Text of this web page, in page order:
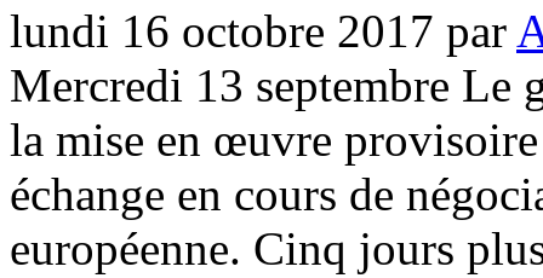
lundi 16 octobre 2017 par
Mercredi 13 septembre Le
la mise en œuvre
échange en cours de
européenne. Cinq jours